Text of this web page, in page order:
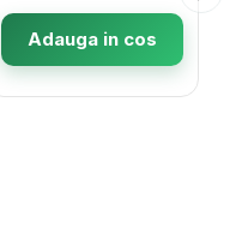
Adauga in cos